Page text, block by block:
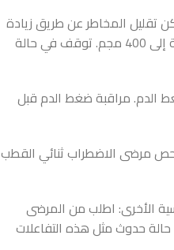
تقليل المخاطر عن طريق زيادة
الجرعة تدريجياً وتحديد الجرعة اليومية إلى 400 مجم. توقف في حالة
الدم. مراقبة ضغط الدم قبل
مرضى الاضطراب ثنائي القطب
الأخرى: اطلب من المرضى
حالة حدوث مثل هذه التفاعلات